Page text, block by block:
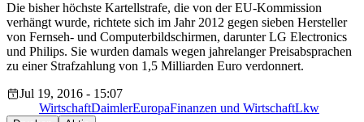
Die bisher höchste Kartellstrafe, die von der EU-Kommission
verhängt wurde, richtete sich im Jahr 2012 gegen sieben Hersteller
von Fernseh- und Computerbildschirmen, darunter LG Electronics
und Philips. Sie wurden damals wegen jahrelanger Preisabsprachen
zu einer Strafzahlung von 1,5 Milliarden Euro verdonnert.
Jul 19, 2016 - 15:07
WirtschaftDaimlerEuropaFinanzen und WirtschaftLkw